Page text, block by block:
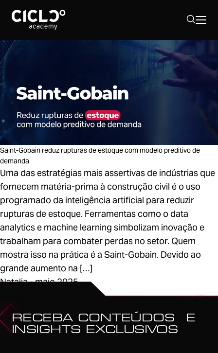
Hub Supply Chain
Programação 2026
40º Simpósio Supply Chain
Saint-Gobain reduz rupturas de estoque com modelo preditivo de
demanda
Uma das estratégias mais assertivas de indústrias que
fornecem matéria-prima à construção civil é o uso
programado da inteligência artificial para reduzir
rupturas de estoque. Ferramentas como o data
analytics e machine learning simbolizam inovação e
trabalham para combater perdas no setor. Quem
mostra isso na prática é a Saint-Gobain. Devido ao
grande aumento na […]
Natalia - maio 2025
RECEBA CONTEÚDOS E
INSIGHTS EXCLUSIVOS